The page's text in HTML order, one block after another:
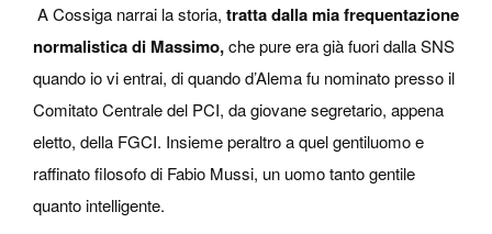
A Cossiga narrai la storia, tratta dalla mia frequentazione
normalistica di Massimo,che pure era già fuori dalla SNS
quando io vi entrai, di quando d’Alema fu nominato presso il
Comitato Centrale del PCI, da giovane segretario, appena
eletto, della FGCI. Insieme peraltro a quel gentiluomo e
raffinato filosofo di Fabio Mussi, un uomo tanto gentile
quanto intelligente.